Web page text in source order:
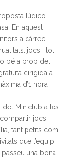
lúdico-
En aquest
a càrrec
jocs… tot
bé a prop del
dirigida a
d’1 hora
del Miniclub a les
jocs,
tant petits com
que l’equip
una bona